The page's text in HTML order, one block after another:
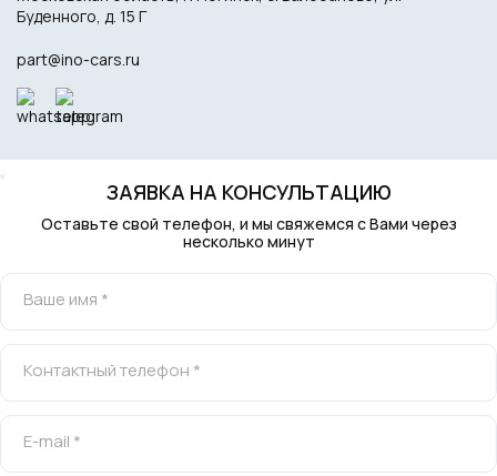
Буденного, д. 15 Г
part@ino-cars.ru
ЗАЯВКА НА КОНСУЛЬТАЦИЮ
Оставьте свой телефон, и мы свяжемся с Вами через
несколько минут
Ваше имя *
Контактный телефон *
E-mail *